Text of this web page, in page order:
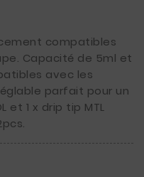
compatibles
Capacité de 5ml et
avec les
parfait pour un
et 1 x drip tip MTL